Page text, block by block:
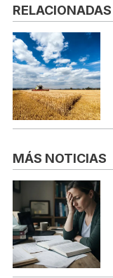
RELACIONADAS
MÁS NOTICIAS